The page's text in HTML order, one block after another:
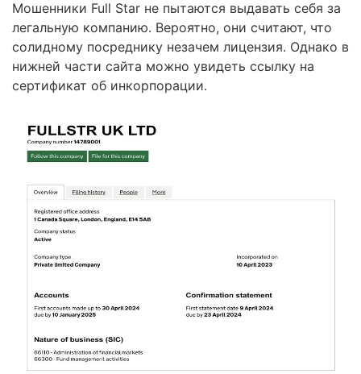
Мошенники Full Star не пытаются выдавать себя за
легальную компанию. Вероятно, они считают, что
солидному посреднику незачем лицензия. Однако в
нижней части сайта можно увидеть ссылку на
сертификат об инкорпорации.